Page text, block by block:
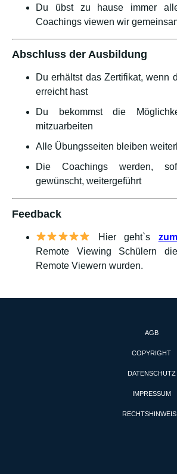
Du übst zu hause immer
Coachings viewen wir
Abschluss der Ausbildung
Du erhältst das Zertifikat, wenn
erreicht hast
Du bekommst die
mitzuarbeiten
Alle Übungsseiten bleiben
Die Coachings werden,
gewünscht, weitergeführt
Feedback
Hier geht`s
Remote Viewing Schülern
Remote Viewern wurden.
AGB
COPYRIGHT
DATENSCHUTZ
IMPRESSUM